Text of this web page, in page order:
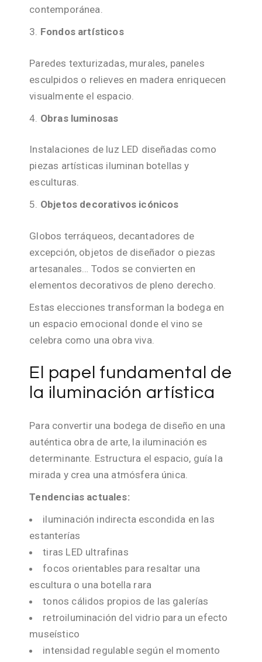
contemporánea.
Fondos artísticos
Paredes texturizadas, murales, paneles
esculpidos o relieves en madera enriquecen
visualmente el espacio.
Obras luminosas
Instalaciones de luz LED diseñadas como
piezas artísticas iluminan botellas y
esculturas.
Objetos decorativos icónicos
Globos terráqueos, decantadores de
excepción, objetos de diseñador o piezas
artesanales… Todos se convierten en
elementos decorativos de pleno derecho.
Estas elecciones transforman la bodega en
un espacio emocional donde el vino se
celebra como una obra viva.
El papel fundamental de
la iluminación artística
Para convertir una bodega de diseño en una
auténtica obra de arte, la iluminación es
determinante. Estructura el espacio, guía la
mirada y crea una atmósfera única.
Tendencias actuales:
iluminación indirecta escondida en las
estanterías
tiras LED ultrafinas
focos orientables para resaltar una
escultura o una botella rara
tonos cálidos propios de las galerías
retroiluminación del vidrio para un efecto
museístico
intensidad regulable según el momento